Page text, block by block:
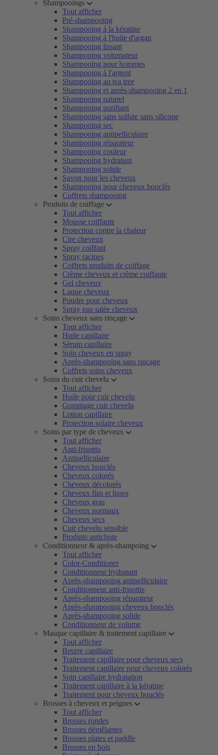
Shampooings
Tout afficher
Pré-shampooing
Shampooing à la kératine
Shampooing à l'huile d'argan
Shampooing lissant
Shampooing volumateur
Shampooing pour hommes
Shampooing à l'argent
Shampooing au tea tree
Shampooing et après-shampooing 2 en 1
Shampooing naturel
Shampooing purifiant
Shampooing sans sulfate sans silicone
Shampooing sec
Shampooing antipelliculaire
Shampooing réparateur
Shampooing couleur
Shampooing hydratant
Shampooing solide
Savon pour les cheveux
Shampooing pour cheveux bouclés
Coffrets shampooing
Produits de coiffage
Tout afficher
Mousse coiffante
Protection contre la chaleur
Cire cheveux
Spray coiffant
Spray racines
Coffrets produits de coiffage
Crème cheveux et crème coiffante
Gel cheveux
Laque cheveux
Poudre pour cheveux
Spray eau salée cheveux
Soins cheveux sans rinçage
Tout afficher
Huile capillaire
Sérum capillaire
Soin cheveux en spray
Après-shampooing sans rinçage
Coffrets soins cheveux
Soins du cuir chevelu
Tout afficher
Huile pour cuir chevelu
Gommage cuir chevelu
Lotion capillaire
Protection solaire cheveux
Soins par type de cheveux
Tout afficher
Anti-frisottis
Antipelliculaire
Cheveux bouclés
Cheveux colorés
Cheveux décolorés
Cheveux fins et lisses
Cheveux gras
Cheveux normaux
Cheveux secs
Cuir chevelu sensible
Produits antichute
Conditionneur & après-shampoing
Tout afficher
Color-Conditioner
Conditionneur hydratant
Après-shampooing antipelliculaire
Conditionneur anti-frisottis
Après-shampooing réparateur
Après-shampooing cheveux bouclés
Après-shampooing solide
Conditionneur de volume
Masque capillaire & traitement capillaire
Tout afficher
Beurre capillaire
Traitement capillaire pour cheveux secs
Traitement capillaire pour cheveux colorés
Soin capillaire hydratation
Traitement capillaire à la kératine
Traitement pour cheveux bouclés
Brosses à cheveux et peignes
Tout afficher
Brosses rondes
Brosses démêlantes
Brosses plates et paddle
Brosses en bois